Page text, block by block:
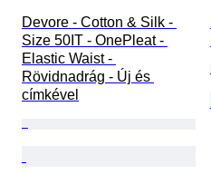
Devore - Cotton & Silk -
Size 50IT - OnePleat -
Elastic Waist -
Rövidnadrág - Új és
címkével